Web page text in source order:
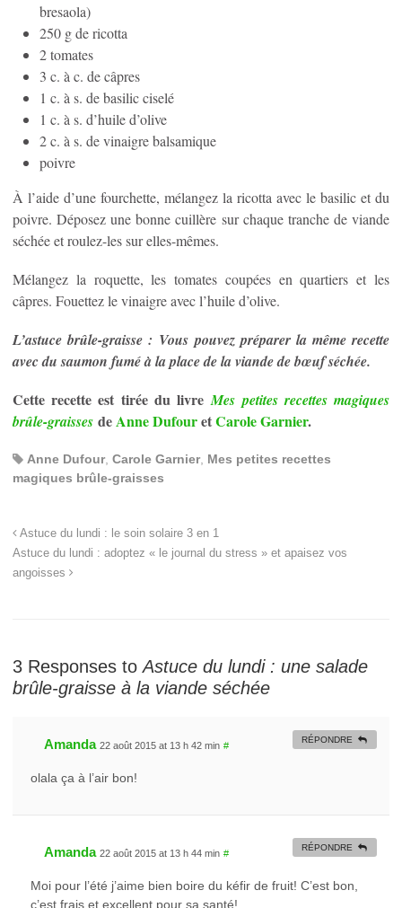
bresaola)
250 g de ricotta
2 tomates
3 c. à c. de câpres
1 c. à s. de basilic ciselé
1 c. à s. d’huile d’olive
2 c. à s. de vinaigre balsamique
poivre
À l’aide d’une fourchette, mélangez la ricotta avec le basilic et du
poivre. Déposez une bonne cuillère sur chaque tranche de viande
séchée et roulez-les sur elles-mêmes.
Mélangez la roquette, les tomates coupées en quartiers et les
câpres. Fouettez le vinaigre avec l’huile d’olive.
L’astuce brûle-graisse : Vous pouvez préparer la même recette
avec du saumon fumé à la place de la viande de bœuf séchée.
Cette recette est tirée du livreMes petites recettes magiques
brûle-graisses deAnne DufouretCarole Garnier.
Anne Dufour, Carole Garnier, Mes petites recettes
magiques brûle-graisses
Astuce du lundi : le soin solaire 3 en 1
Astuce du lundi : adoptez « le journal du stress » et apaisez vos
angoisses
3 Responses toAstuce du lundi : une salade
brûle-graisse à la viande séchée
Amanda 22 août 2015 at 13 h 42 min #
olala ça à l’air bon!
RÉPONDRE
Amanda 22 août 2015 at 13 h 44 min #
Moi pour l’été j’aime bien boire du kéfir de fruit! C’est bon,
c’est frais et excellent pour sa santé!
RÉPONDRE